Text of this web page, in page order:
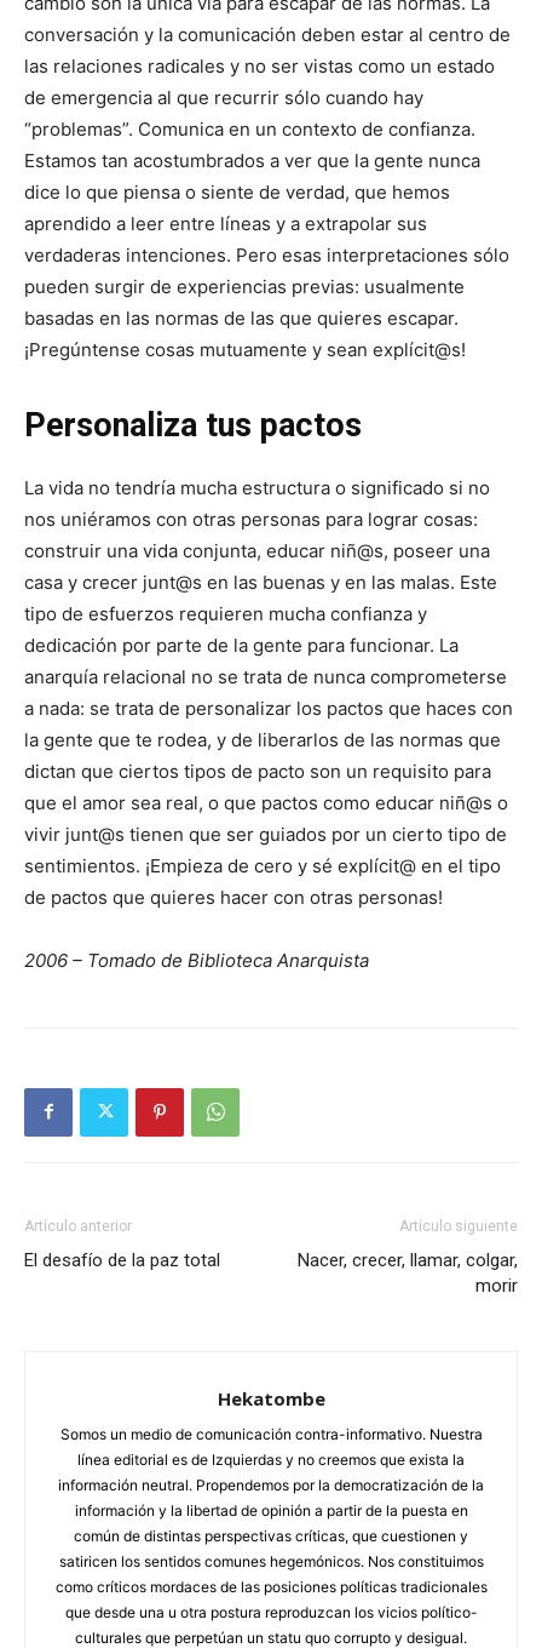
conversación y la comunicación deben estar al centro de
las relaciones radicales y no ser vistas como un estado
de emergencia al que recurrir sólo cuando hay
“problemas”. Comunica en un contexto de confianza.
Estamos tan acostumbrados a ver que la gente nunca
dice lo que piensa o siente de verdad, que hemos
aprendido a leer entre líneas y a extrapolar sus
verdaderas intenciones. Pero esas interpretaciones sólo
pueden surgir de experiencias previas: usualmente
basadas en las normas de las que quieres escapar.
¡Pregúntense cosas mutuamente y sean explícit@s!
Personaliza tus pactos
La vida no tendría mucha estructura o significado si no
nos uniéramos con otras personas para lograr cosas:
construir una vida conjunta, educar niñ@s, poseer una
casa y crecer junt@s en las buenas y en las malas. Este
tipo de esfuerzos requieren mucha confianza y
dedicación por parte de la gente para funcionar. La
anarquía relacional no se trata de nunca comprometerse
a nada: se trata de personalizar los pactos que haces con
la gente que te rodea, y de liberarlos de las normas que
dictan que ciertos tipos de pacto son un requisito para
que el amor sea real, o que pactos como educar niñ@s o
vivir junt@s tienen que ser guiados por un cierto tipo de
sentimientos. ¡Empieza de cero y sé explícit@ en el tipo
de pactos que quieres hacer con otras personas!
2006 – Tomado de Biblioteca Anarquista
Artículo anterior
El desafío de la paz total
Artículo siguiente
Nacer, crecer, llamar, colgar,
morir
Hekatombe
Somos un medio de comunicación contra-informativo. Nuestra
línea editorial es de Izquierdas y no creemos que exista la
información neutral. Propendemos por la democratización de la
información y la libertad de opinión a partir de la puesta en
común de distintas perspectivas críticas, que cuestionen y
satiricen los sentidos comunes hegemónicos. Nos constituimos
como críticos mordaces de las posiciones políticas tradicionales
que desde una u otra postura reproduzcan los vicios político-
culturales que perpetúan un statu quo corrupto y desigual.